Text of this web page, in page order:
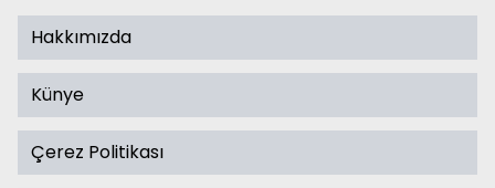
Hakkımızda
Künye
Çerez Politikası